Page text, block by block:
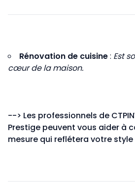
Rénovation de cuisine: Est
cœur de la maison.
--> Les professionnels de
Prestige peuvent vous aider à
mesure qui reflétera votre